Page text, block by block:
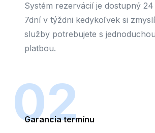
Systém rezervácií je dostupný
7dní v týždni kedykoľvek si
služby potrebujete s
platbou.
02
Garancia termínu